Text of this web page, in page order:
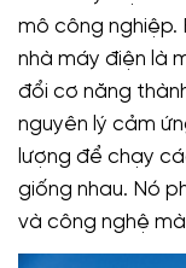
mô công nghiệp.
nhà máy điện là
đổi cơ năng
nguyên lý cảm
lượng để chạy
giống nhau. Nó
và công nghệ